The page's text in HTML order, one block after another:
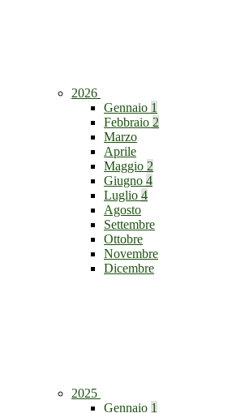
2026
Gennaio 1
Febbraio 2
Marzo
Aprile
Maggio 2
Giugno 4
Luglio 4
Agosto
Settembre
Ottobre
Novembre
Dicembre
2025
Gennaio 1